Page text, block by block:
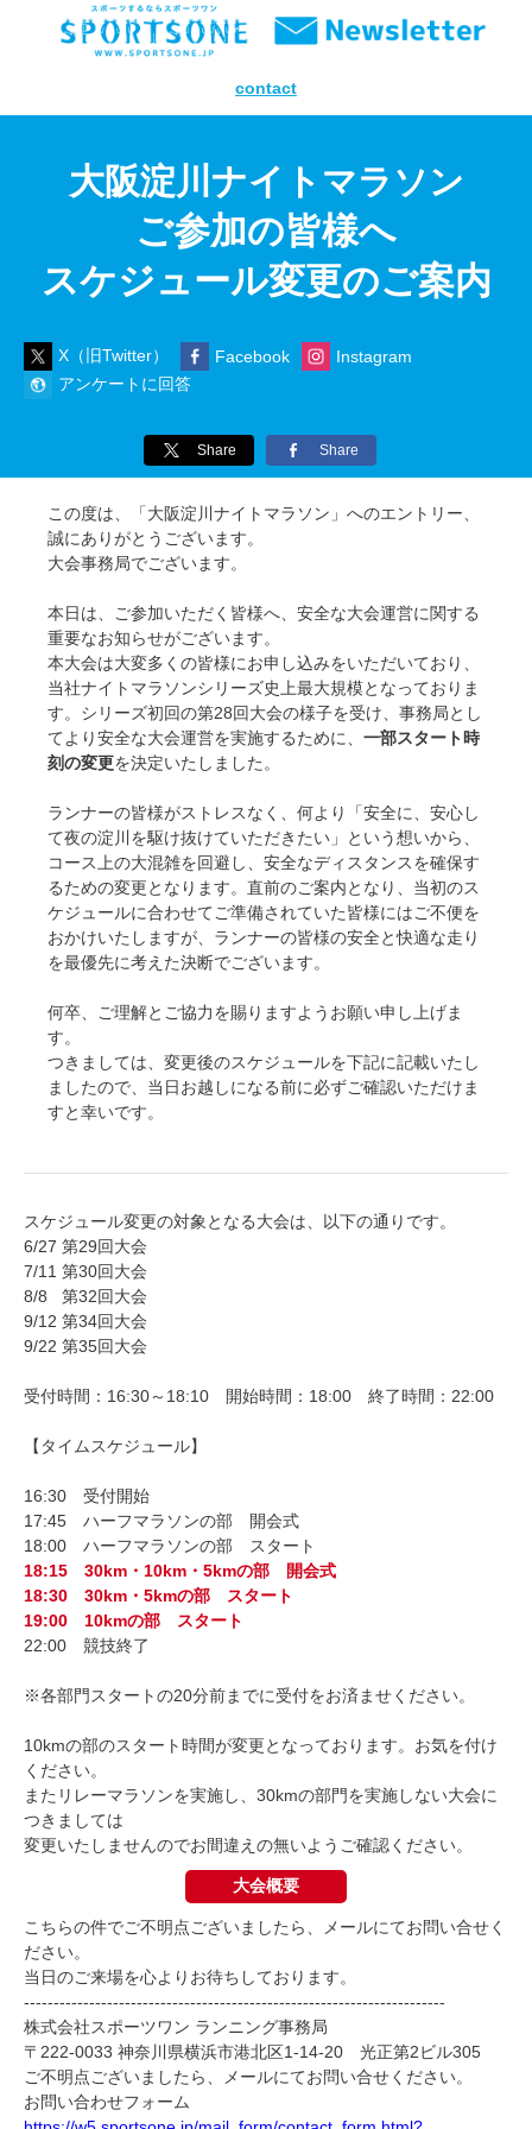
contact
大阪淀川ナイト マラソン
ご参加の皆様へ
スケジュール変更のご案内
X（旧Twitter） Facebook
Instagram
アンケートに回答
Share Share
この度は、「大阪淀川ナイトマラソン」へのエントリー、
誠にありがとうございます。
大会事務局でございます。
本日は、ご参加いただく皆様へ、安全な大会運営に関する
重要なお知らせがございます。
本大会は大変多くの皆様にお申し込みをいただいており、
当社ナイトマラソンシリーズ史上最大規模となっておりま
す。シリーズ初回の第28回大会の様子を受け、事務局とし
てより安全な大会運営を実施するために、 一部スタート時
刻の変更を決定いたしました。
ランナーの皆様がストレスなく、何より「安全に、安心し
て夜の淀川を駆け抜けていただきたい」という想いから、
コース上の大混雑を回避し、安全なディスタンスを確保す
るための変更となります。直前のご案内となり、当初のス
ケジュールに合わせてご準備されていた皆様にはご不便を
おかけいたしますが、ランナーの皆様の安全と快適な走り
を最優先に考えた決断でございます。
何卒、ご理解とご協力を賜りますようお願い申し上げま
す。
つきましては、変更後のスケジュールを下記に記載いたし
ましたので、当日お越しになる前に必ずご確認いただけま
すと幸いです。
スケジュール変更の対象となる大会は、以下の通りです。
6/27 第29回大会
7/11 第30回大会
8/8 第32回大会
9/12 第34回大会
9/22 第35回大会
受付時間：16:30～18:10 開始時間：18:00 終了時間：22:00
【タイムスケジュール】
16:30 受付開始
17:45 ハーフマラソンの部 開会式
18:00 ハーフマラソンの部 スタート
18:15 30km・10km・5kmの部 開会式
18:30 30km・5kmの部 スタート
19:00 10kmの部 スタート
22:00 競技終了
※各部門スタートの20分前までに受付をお済ませください。
10kmの部のスタート時間が変更となっております。お気を付け
ください。
またリレーマラソンを実施し、30kmの部門を実施しない大会に
つきましては
変更いたしませんのでお間違えの無いようご確認ください。
大会概要
こちらの件でご不明点ございましたら、メールにてお問い合せく
ださい。
当日のご来場を心よりお待ちしております。
-----------------------------------------------------------------------
株式会社スポーツワン ランニング事務局
〒 222-0033 神奈川県横浜市港北区1-14-20 光正第2ビル305
ご不明点ございましたら、メールにてお問い合せください。
お問い合わせフォーム